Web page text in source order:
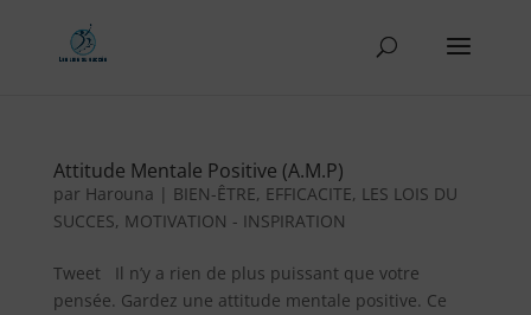
Attitude Mentale Positive (A.M.P)
par Harouna | BIEN-ÊTRE, EFFICACITE, LES LOIS DU
SUCCES, MOTIVATION - INSPIRATION
Tweet Il n’y a rien de plus puissant que votre
pensée. Gardez une attitude mentale positive. Ce